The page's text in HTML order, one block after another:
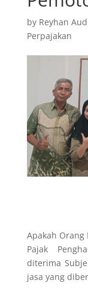
by Reyhan
Perpajakan
Apakah
Pajak
diterima
jasa yang